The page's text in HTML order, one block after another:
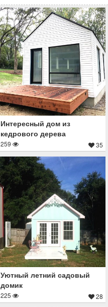
Интересный дом из
кедрового дерева
259 35
Уютный летний садовый
домик
225 28